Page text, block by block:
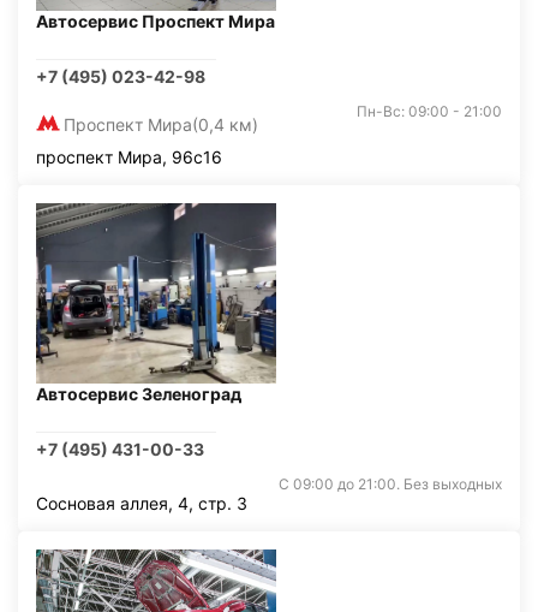
Автосервис Проспект Мира
+7 (495) 023-42-98
Проспект Мира(0,4 км)
Пн-Вс: 09:00 - 21:00
проспект Мира, 96с16
Автосервис Зеленоград
+7 (495) 431-00-33
С 09:00 до 21:00. Без выходных
Сосновая аллея, 4, стр. 3